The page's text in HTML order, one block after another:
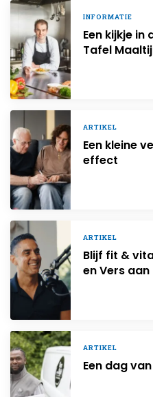
INFORMATIE
Een kijkje in
Tafel
ARTIKEL
Een kleine
effect
ARTIKEL
Blijf fit &
en Vers
ARTIKEL
Een dag